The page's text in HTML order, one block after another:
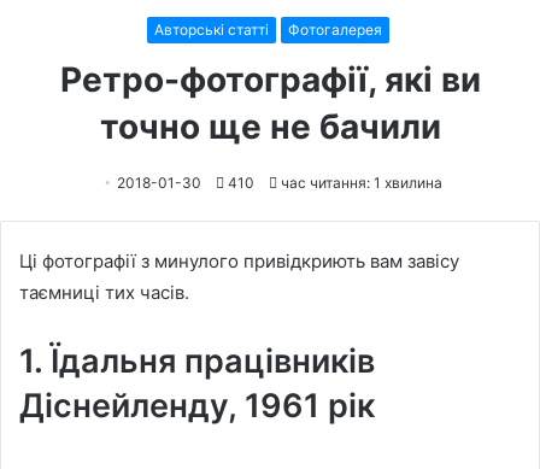
Авторські статті Фотогалерея
Ретро-фотографії, які ви
точно ще не бачили
2018-01-30 410 час читання: 1 хвилина
Ці фотографії з минулого привідкриють вам завісу
таємниці тих часів.
1. Їдальня працівників
Діснейленду, 1961 рік